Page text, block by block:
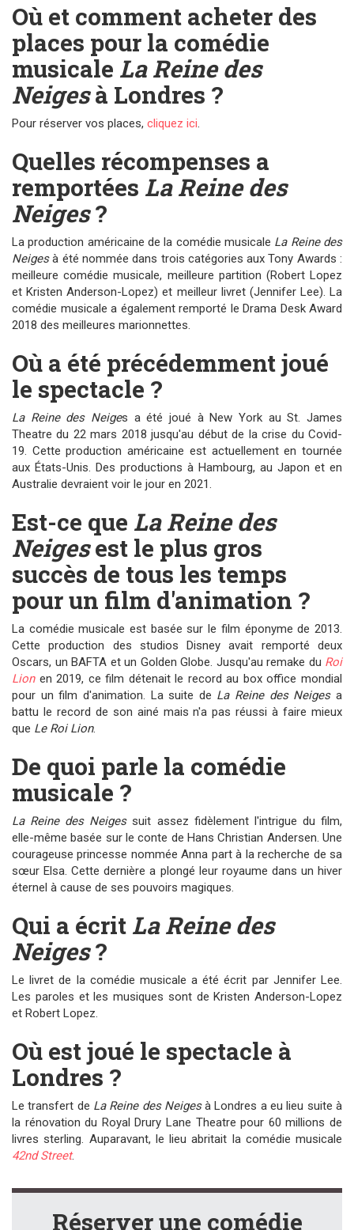
Où et comment acheter des
places pour la comédie
musicale La Reine des
Neigesà Londres ?
Pour réserver vos places, cliquez ici.
Quelles récompenses a
remportées La Reine des
Neiges?
La production américaine de la comédie musicale La Reine des
Neigesà été nommée dans trois catégories aux Tony Awards :
meilleure comédie musicale, meilleure partition (Robert Lopez
et Kristen Anderson-Lopez) et meilleur livret (Jennifer Lee). La
comédie musicale a également remporté le Drama Desk Award
2018 des meilleures marionnettes.
Où a été précédemment joué
le spectacle ?
La Reine des Neiges a été joué à New York au St. James
Theatre du 22 mars 2018 jusqu'au début de la crise du Covid-
19. Cette production américaine est actuellement en tournée
aux États-Unis. Des productions à Hambourg, au Japon et en
Australie devraient voir le jour en 2021.
Est-ce que La Reine des
Neigesest le plus gros
succès de tous les temps
pour un film d'animation ?
La comédie musicale est basée sur le film éponyme de 2013.
Cette production des studios Disney avait remporté deux
Oscars, un BAFTA et un Golden Globe. Jusqu'au remake du Roi
Lionen 2019, ce film détenait le record au box office mondial
pour un film d'animation. La suite de La Reine des Neigesa
battu le record de son ainé mais n'a pas réussi à faire mieux
que Le Roi Lion.
De quoi parle la comédie
musicale ?
La Reine des Neigessuit assez fidèlement l'intrigue du film,
elle-même basée sur le conte de Hans Christian Andersen. Une
courageuse princesse nommée Anna part à la recherche de sa
sœur Elsa. Cette dernière a plongé leur royaume dans un hiver
éternel à cause de ses pouvoirs magiques.
Qui a écrit La Reine des
Neiges?
Le livret de la comédie musicale a été écrit par Jennifer Lee.
Les paroles et les musiques sont de Kristen Anderson-Lopez
et Robert Lopez.
Où est joué le spectacle à
Londres ?
Le transfert de La Reine des Neigesà Londres a eu lieu suite à
la rénovation du Royal Drury Lane Theatre pour 60 millions de
livres sterling. Auparavant, le lieu abritait la comédie musicale
42nd Street.
Réserver une comédie